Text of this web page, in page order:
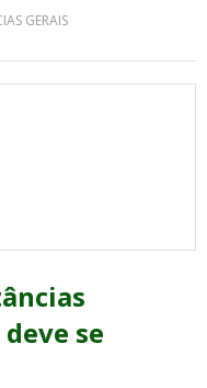
GERAIS
se